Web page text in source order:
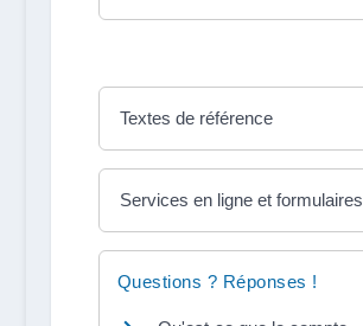
Textes de référence
Services en ligne et formulaires
Questions ? Réponses !